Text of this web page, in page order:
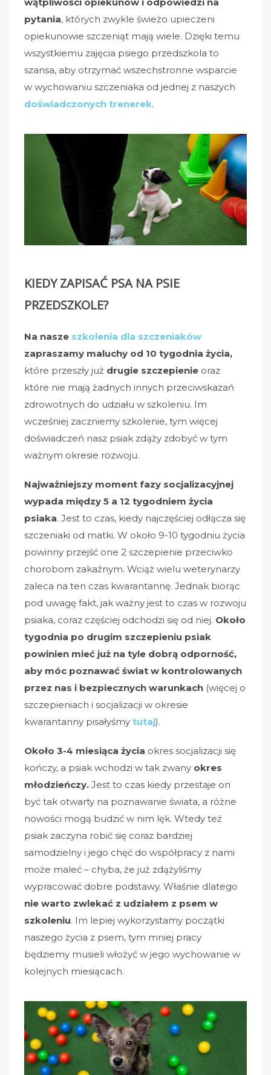
pytania, których zwykle świeżo upieczeni
opiekunowie szczeniąt mają wiele. Dzięki temu
wszystkiemu zajęcia psiego przedszkola to
szansa, aby otrzymać wszechstronne wsparcie
w wychowaniu szczeniaka od jednej z naszych
doświadczonych trenerek.
KIEDY ZAPISAĆ PSA NA PSIE
PRZEDSZKOLE?
Na nasze szkolenia dla szczeniaków
zapraszamy maluchy od 10 tygodnia życia,
które przeszły już drugie szczepienie oraz
które nie mają żadnych innych przeciwskazań
zdrowotnych do udziału w szkoleniu. Im
wcześniej zaczniemy szkolenie, tym więcej
doświadczeń nasz psiak zdąży zdobyć w tym
ważnym okresie rozwoju.
Najważniejszy moment fazy socjalizacyjnej
wypada między 5 a 12 tygodniem życia
psiaka. Jest to czas, kiedy najczęściej odłącza się
szczeniaki od matki. W około 9-10 tygodniu życia
powinny przejść one 2 szczepienie przeciwko
chorobom zakaźnym. Wciąż wielu weterynarzy
zaleca na ten czas kwarantannę. Jednak biorąc
pod uwagę fakt, jak ważny jest to czas w rozwoju
psiaka, coraz częściej odchodzi się od niej. Około
tygodnia po drugim szczepieniu psiak
powinien mieć już na tyle dobrą odporność,
aby móc poznawać świat w kontrolowanych
przez nas i bezpiecznych warunkach (więcej o
szczepieniach i socjalizacji w okresie
kwarantanny pisałyśmy tutaj).
Około 3-4 miesiąca życia okres socjalizacji się
kończy, a psiak wchodzi w tak zwany okres
młodzieńczy. Jest to czas kiedy przestaje on
być tak otwarty na poznawanie świata, a różne
nowości mogą budzić w nim lęk. Wtedy też
psiak zaczyna robić się coraz bardziej
samodzielny i jego chęć do współpracy z nami
może maleć – chyba, że już zdążyliśmy
wypracować dobre podstawy. Właśnie dlatego
nie warto zwlekać z udziałem z psem w
szkoleniu. Im lepiej wykorzystamy początki
naszego życia z psem, tym mniej pracy
będziemy musieli włożyć w jego wychowanie w
kolejnych miesiącach.